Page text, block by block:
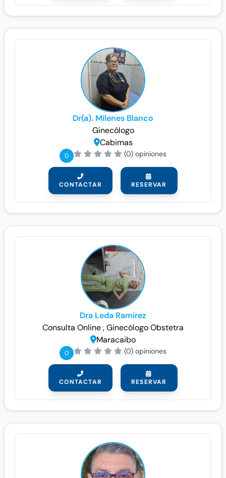
Dr(a). Milenes Blanco
Ginecólogo
Cabimas
0 (0) opiniones
CONTACTAR RESERVAR
Dra Leda Ramirez
Consulta Online, GinecólogoObstetra
Maracaibo
0 (0) opiniones
CONTACTAR RESERVAR